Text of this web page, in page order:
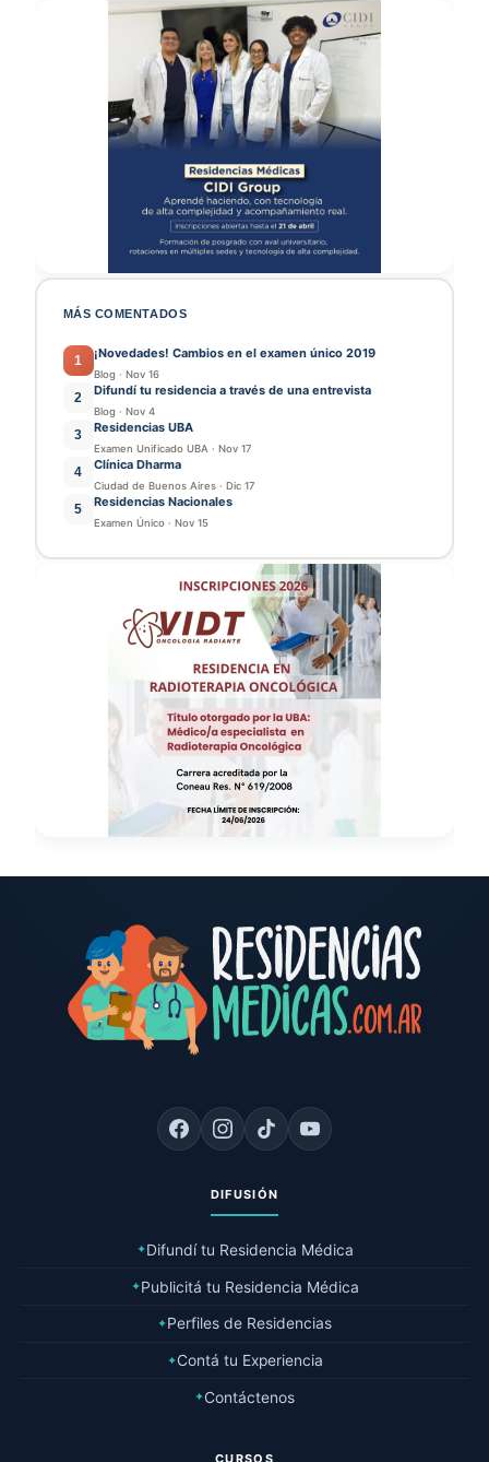
MÁS COMENTADOS
1 ¡Novedades! Cambios en el examen único 2019
Blog · Nov 16
2 Difundí tu residencia a través de una entrevista
Blog · Nov 4
3 Residencias UBA
Examen Unificado UBA · Nov 17
4 Clínica Dharma
Ciudad de Buenos Aires · Dic 17
5 Residencias Nacionales
Examen Único · Nov 15
DIFUSIÓN
✦Difundí tu Residencia Médica
✦Publicitá tu Residencia Médica
✦Perfiles de Residencias
✦Contá tu Experiencia
✦Contáctenos